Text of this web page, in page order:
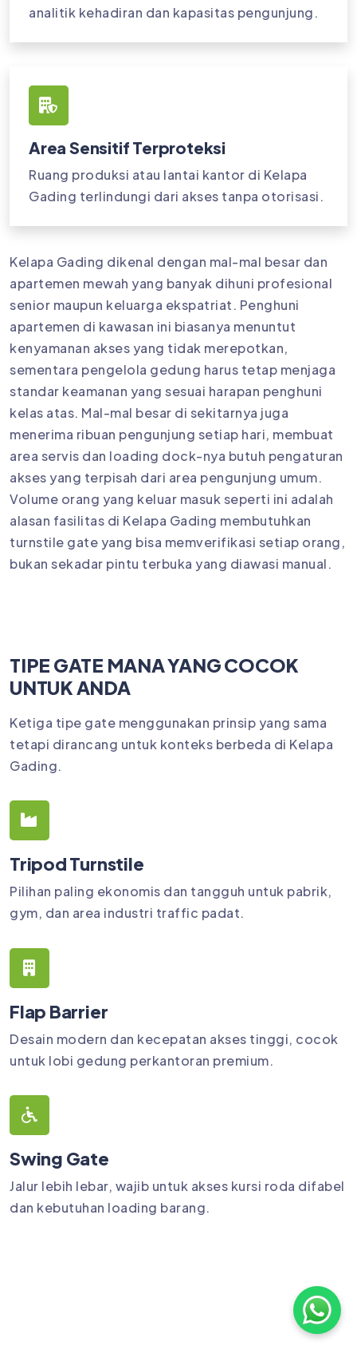
analitik kehadiran dan kapasitas pengunjung.
Area Sensitif Terproteksi
Ruang produksi atau lantai kantor di Kelapa
Gading terlindungi dari akses tanpa otorisasi.
Kelapa Gading dikenal dengan mal-mal besar dan
apartemen mewah yang banyak dihuni profesional
senior maupun keluarga ekspatriat. Penghuni
apartemen di kawasan ini biasanya menuntut
kenyamanan akses yang tidak merepotkan,
sementara pengelola gedung harus tetap menjaga
standar keamanan yang sesuai harapan penghuni
kelas atas. Mal-mal besar di sekitarnya juga
menerima ribuan pengunjung setiap hari, membuat
area servis dan loading dock-nya butuh pengaturan
akses yang terpisah dari area pengunjung umum.
Volume orang yang keluar masuk seperti ini adalah
alasan fasilitas di Kelapa Gading membutuhkan
turnstile gate yang bisa memverifikasi setiap orang,
bukan sekadar pintu terbuka yang diawasi manual.
TIPE GATE MANA YANG COCOK
UNTUK ANDA
Ketiga tipe gate menggunakan prinsip yang sama
tetapi dirancang untuk konteks berbeda di Kelapa
Gading.
Tripod Turnstile
Pilihan paling ekonomis dan tangguh untuk pabrik,
gym, dan area industri traffic padat.
Flap Barrier
Desain modern dan kecepatan akses tinggi, cocok
untuk lobi gedung perkantoran premium.
Swing Gate
Jalur lebih lebar, wajib untuk akses kursi roda difabel
dan kebutuhan loading barang.